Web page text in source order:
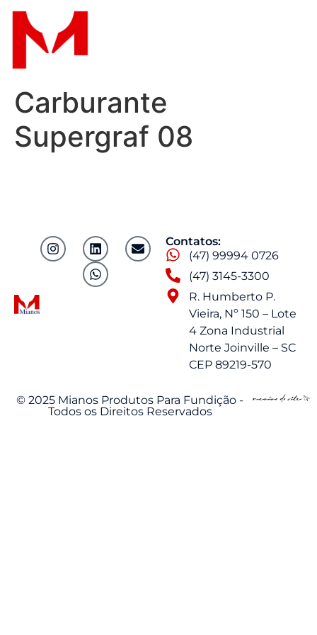
Carburante
Supergraf 08
Contatos:
(47) 99994 0726
(47) 3145-3300
R. Humberto P.
Vieira, Nº 150 – Lote
4 Zona Industrial
Norte Joinville – SC
CEP 89219-570
© 2025 Mianos Produtos Para Fundição -
Todos os Direitos Reservados